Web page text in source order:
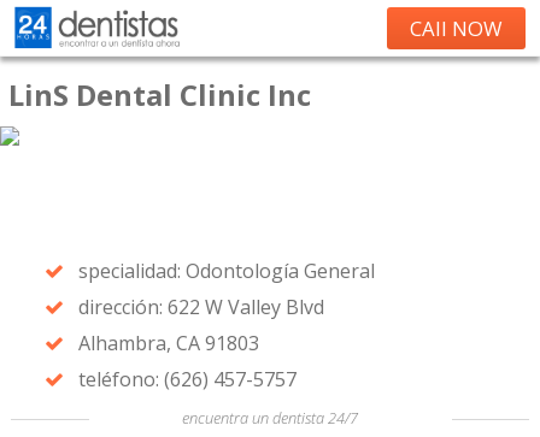
CAll NOW
LinS Dental Clinic Inc
specialidad: Odontología General
dirección: 622 W Valley Blvd
Alhambra, CA 91803
teléfono: (626) 457-5757
encuentra un dentista 24/7